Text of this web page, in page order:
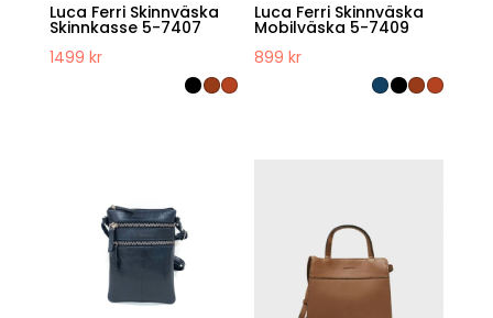
Luca Ferri Skinnväska
Skinnkasse 5-7407
1499 kr
Luca Ferri Skinnväska
Mobilväska 5-7409
899kr